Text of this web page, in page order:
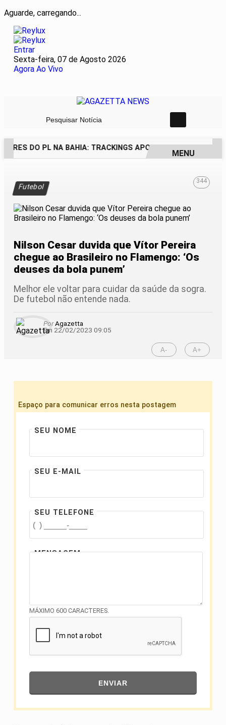
Aguarde, carregando...
Entrar
Sexta-feira, 07 de Agosto 2026
Agora Ao Vivo
Pesquisar Notícia
DO PL NA BAHIA: TRACKINGS APONTAM DRA. RAISSA
MENU
Futebol
344
Nilson Cesar duvida que Vítor Pereira
chegue ao Brasileiro no Flamengo: ‘Os
deuses da bola punem’
Melhor ele voltar para cuidar da saúde da sogra.
De futebol não entende nada.
PorAgazetta
Em 22/02/2023 09:05
A- A+
Espaço para comunicar erros nesta postagem
SEU NOME
SEU E-MAIL
SEU TELEFONE
MENSAGEM
MÁXIMO 600 CARACTERES.
ENVIAR